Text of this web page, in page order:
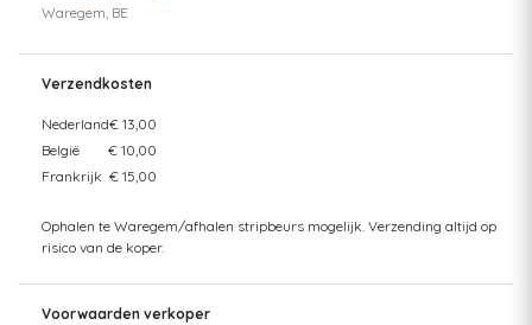
Waregem, BE
Verzendkosten
Nederland€ 13,00
België
€ 10,00
Frankrijk € 15,00
Ophalen te Waregem/afhalen stripbeurs mogelijk. Verzending altijd op
risico van de koper.
Voorwaarden verkoper